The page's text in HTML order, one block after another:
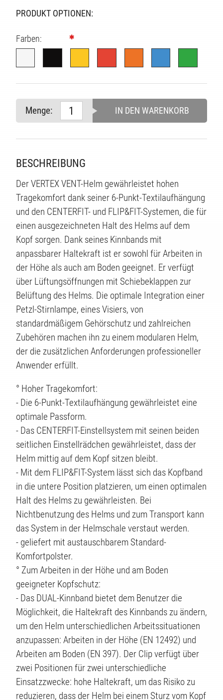
PRODUKT OPTIONEN:
Farben:
Menge: IN DEN WARENKORB
BESCHREIBUNG
Der VERTEX VENT-Helm gewährleistet hohen
Tragekomfort dank seiner 6-Punkt-Textilaufhängung
und den CENTERFIT- und FLIP&FIT-Systemen, die für
einen ausgezeichneten Halt des Helms auf dem
Kopf sorgen. Dank seines Kinnbands mit
anpassbarer Haltekraft ist er sowohl für Arbeiten in
der Höhe als auch am Boden geeignet. Er verfügt
über Lüftungsöffnungen mit Schiebeklappen zur
Belüftung des Helms. Die optimale Integration einer
Petzl-Stirnlampe, eines Visiers, von
standardmäßigem Gehörschutz und zahlreichen
Zubehören machen ihn zu einem modularen Helm,
der die zusätzlichen Anforderungen professioneller
Anwender erfüllt.
° Hoher Tragekomfort:
- Die 6-Punkt-Textilaufhängung gewährleistet eine
optimale Passform.
- Das CENTERFIT-Einstellsystem mit seinen beiden
seitlichen Einstellrädchen gewährleistet, dass der
Helm mittig auf dem Kopf sitzen bleibt.
- Mit dem FLIP&FIT-System lässt sich das Kopfband
in die untere Position platzieren, um einen optimalen
Halt des Helms zu gewährleisten. Bei
Nichtbenutzung des Helms und zum Transport kann
das System in der Helmschale verstaut werden.
- geliefert mit austauschbarem Standard-
Komfortpolster.
° Zum Arbeiten in der Höhe und am Boden
geeigneter Kopfschutz:
- Das DUAL-Kinnband bietet dem Benutzer die
Möglichkeit, die Haltekraft des Kinnbands zu ändern,
um den Helm unterschiedlichen Arbeitssituationen
anzupassen: Arbeiten in der Höhe (EN 12492) und
Arbeiten am Boden (EN 397). Der Clip verfügt über
zwei Positionen für zwei unterschiedliche
Einsatzzwecke: hohe Haltekraft, um das Risiko zu
reduzieren, dass der Helm bei einem Sturz vom Kopf